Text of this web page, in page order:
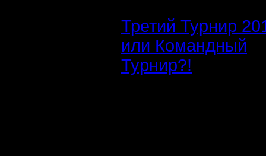
Третий Турнир
или Командный
Турнир?!